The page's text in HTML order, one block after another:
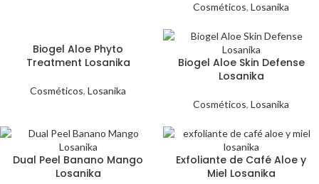
Cosméticos, Losanika
Biogel Aloe Phyto
Treatment Losanika
Cosméticos, Losanika
Biogel Aloe Skin Defense
Losanika
Cosméticos, Losanika
Dual Peel Banano Mango
Losanika
Exfoliante de Café Aloe y
Miel Losanika